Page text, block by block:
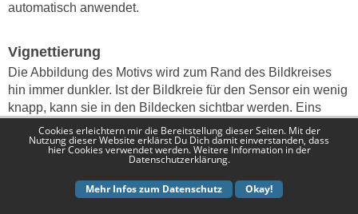
automatisch anwendet.
Vignettierung
Die Abbildung des Motivs wird zum Rand des Bildkreises
hin immer dunkler. Ist der Bildkreie für den Sensor ein wenig
knapp, kann sie in den Bildecken sichtbar werden. Eins
solche Vignettierung ist bei weit geöffneter Blende meist
stärker, abbinden hilft also dagegen.
Und in Lightroom und anderen Programmen lässt sich
dieser Fehler auch automatisch korrigieren.
(Aus gestalterischen Gründen kann eine (schwache)
Cookies erleichtern mir die Bereitstellung dieser Seiten. Mit der
Nutzung dieser Website erklärst Du Dich damit einverstanden, dass
hier Cookies verwendet werden. Weitere Information in der
Datenschutzerklärung.
Mehr Infos zum Datenschutz Okay!